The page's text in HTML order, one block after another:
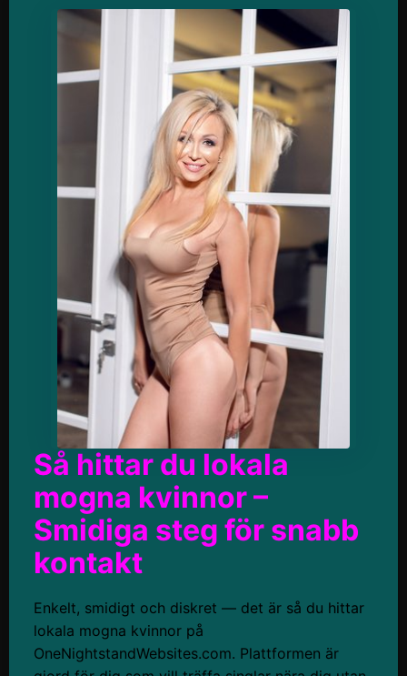
Så hittar du lokala
mogna kvinnor –
Smidiga steg för snabb
kontakt
Enkelt, smidigt och diskret — det är så du hittar
lokala mogna kvinnor på
OneNightstandWebsites.com. Plattformen är